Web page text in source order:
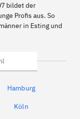
bildet der
Profis aus. So
in Esting und
Hamburg
Köln